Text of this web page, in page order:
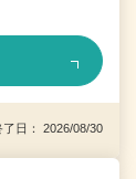
日： 2026/08/30